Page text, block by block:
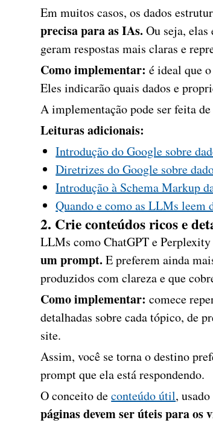
Em muitos casos, os dados
precisa para as IAs.Ou seja, elas
geram respostas mais claras e
Como implementar:é ideal que
Eles indicarão quais dados e
A implementação pode ser feita
Leituras adicionais:
Introdução do Google sobre
Diretrizes do Google sobre
Introdução à Schema Markup
Quando e como as LLMs leem
2. Crie conteúdos ricos e
LLMs como ChatGPT e
um prompt.E preferem ainda
produzidos com clareza e que
Como implementar:comece
detalhadas sobre cada tópico, de
site.
Assim, você se torna o destino
prompt que ela está respondendo.
O conceito deconteúdo útil,
páginas devem ser úteis para os